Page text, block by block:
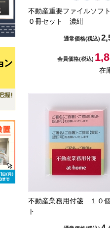
不動産重要ファイルソフ
０冊セット 濃紺
通常価格(税込)
会員価格(税込)
在
不動産業務用付箋 １０
ト